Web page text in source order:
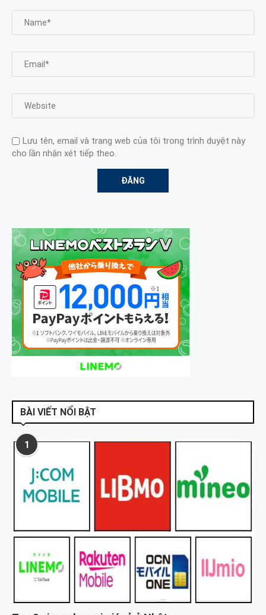
Lưu tên, email và trang web của tôi trong trình duyệt này
cho lần nhận xét tiếp theo.
BÀI VIẾT NỔI BẬT
1